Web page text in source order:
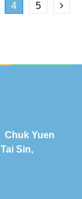
4 5
Yuen
Sin,